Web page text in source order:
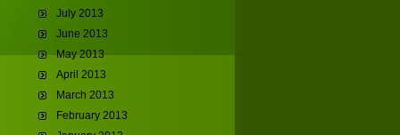
July 2013
June 2013
May 2013
April 2013
March 2013
February 2013